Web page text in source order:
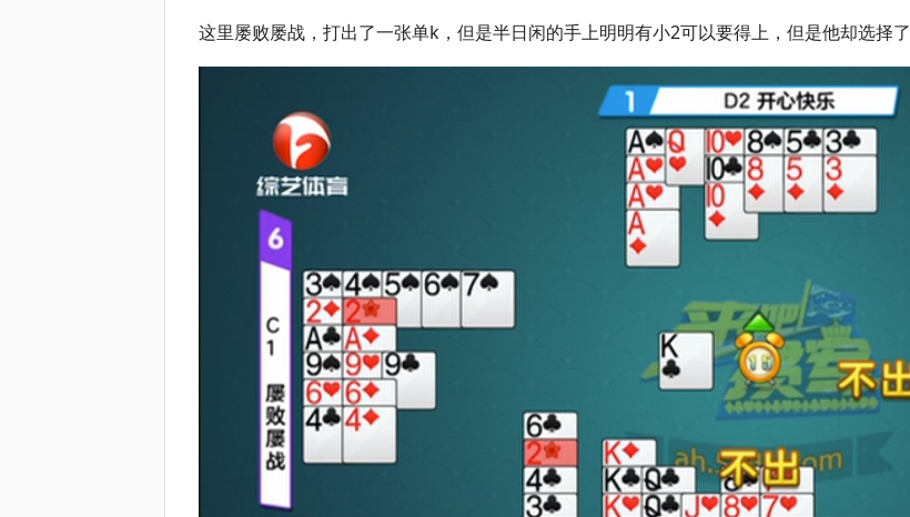
这里屡败屡战，打出了一张单k，但是半日闲的手上明明有小2可以要得上，但是他却选择了